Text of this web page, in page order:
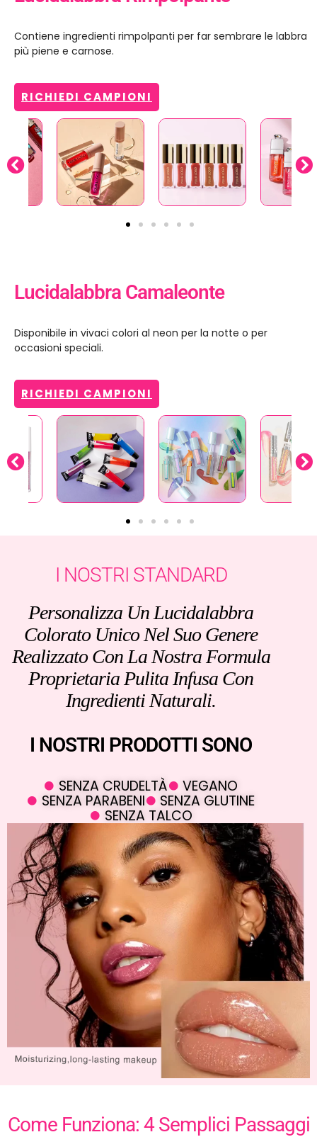
Contiene ingredienti rimpolpanti per far sembrare le labbra
più piene e carnose.
RICHIEDI CAMPIONI
Lucidalabbra Camaleonte
Disponibile in vivaci colori al neon per la notte o per
occasioni speciali.
RICHIEDI CAMPIONI
I NOSTRI STANDARD
Personalizza Un Lucidalabbra
Colorato Unico Nel Suo Genere
Realizzato Con La Nostra Formula
Proprietaria Pulita Infusa Con
Ingredienti Naturali.
I NOSTRI PRODOTTI SONO
SENZA CRUDELTÀ VEGANO
SENZA PARABENI SENZA GLUTINE
SENZA TALCO
Come Funziona: 4 Semplici Passaggi